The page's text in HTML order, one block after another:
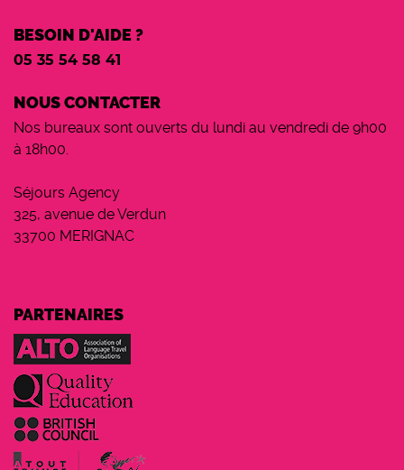
BESOIN D'AIDE ?
05 35 54 58 41
NOUS CONTACTER
Nos bureaux sont ouverts du lundi au vendredi de 9h00
à 18h00.
Séjours Agency
325, avenue de Verdun
33700 MERIGNAC
PARTENAIRES